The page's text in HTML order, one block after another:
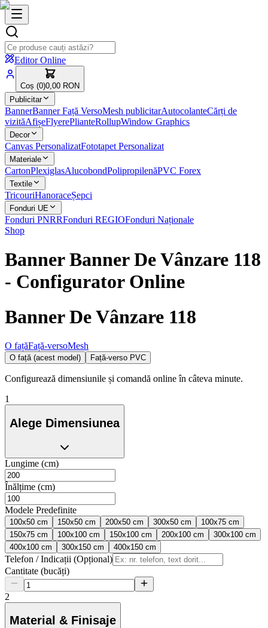
Editor Online
Coș (0)0,00 RON
Publicitar
BannerBanner Față VersoMesh publicitarAutocolanteCărți de
vizităAfișeFlyerePlianteRollupWindow Graphics
Decor
Canvas PersonalizatFototapet Personalizat
Materiale
CartonPlexiglasAlucobondPolipropilenăPVC Forex
Textile
TricouriHanoraceȘepci
Fonduri UE
Fonduri PNRRFonduri REGIOFonduri Naționale
Shop
Banner Banner De Vânzare 118
- Configurator Online
Banner De Vânzare 118
O fațăFață-versoMesh
O față (acest model) Față-verso PVC
Configurează dimensiunile și comandă online în câteva minute.
1
Alege Dimensiunea
Lungime (cm)
Înălțime (cm)
Modele Predefinite
100x50 cm 150x50 cm 200x50 cm 300x50 cm
100x75 cm
150x75 cm
100x100 cm 150x100 cm 200x100 cm
300x100 cm
400x100 cm
300x150 cm 400x150 cm
Telefon / Indicații (Opțional)
Cantitate (bucăți)
2
Material & Finisaje